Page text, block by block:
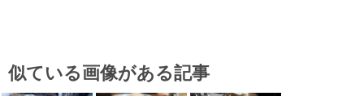
似ている画像がある記事